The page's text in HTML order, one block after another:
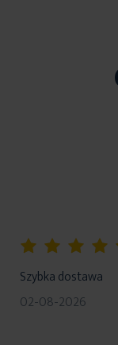
Szybka dostawa
02-08-2026